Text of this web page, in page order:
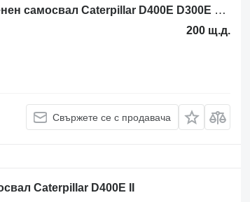
Подволанен превключвател 188-2666 за съчленен самосвал Caterpillar D400E D300E D35
200 щ.д.
Свържете се с продавача
Caterpillar D400E II